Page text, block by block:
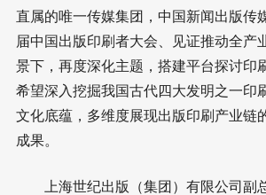
直属的唯一传媒集团，中国新闻出版传
届中国出版印刷者大会、见证推动全产
景下，再度深化主题，搭建平台探讨印
希望深入挖掘我国古代四大发明之一印
文化底蕴，多维度展现出版印刷产业链
成果。
上海世纪出版（集团）有限公司副